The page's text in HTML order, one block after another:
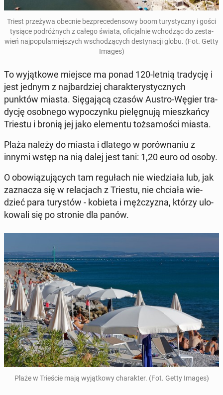
Triest prze­ży­wa obecnie bez­pre­ce­den­so­wy boom tu­ry­stycz­ny i gości
tysiące po­dróż­nych z całego świata, ofi­cjal­nie wcho­dząc do ze­sta­
wień naj­po­pu­lar­niej­szych wscho­dzą­cych de­sty­na­cji globu. (Fot. Getty
Images)
To wy­jąt­ko­we miejsce ma ponad 120-letnią tra­dy­cję i
jest jednym z naj­bar­dziej cha­rak­te­ry­stycz­nych
punktów miasta. Się­ga­ją­cą czasów Austro-Węgier tra­
dy­cję osob­ne­go wy­po­czyn­ku pie­lę­gnu­ją miesz­kań­cy
Triestu i bronią jej jako ele­men­tu toż­sa­mo­ści miasta.
Plaża należy do miasta i dlatego w po­rów­na­niu z
innymi wstęp na nią dalej jest tani: 1,20 euro od osoby.
O obo­wią­zu­ją­cych tam re­gu­łach nie wie­dzia­ła lub, jak
za­zna­cza się w re­la­cjach z Triestu, nie chciała wie­
dzieć para tu­ry­stów - kobieta i męż­czy­zna, którzy ulo­
ko­wa­li się po stronie dla panów.
Plaże w Trie­ście mają wy­jąt­ko­wy cha­rak­ter. (Fot. Getty Images)